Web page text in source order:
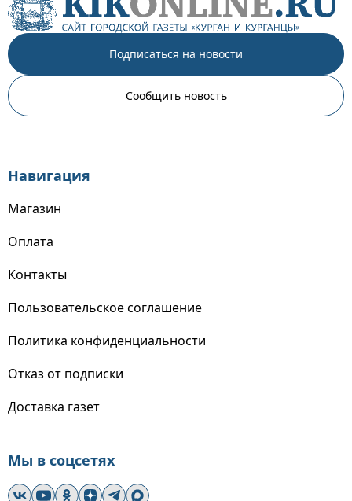
Подписаться на новости
Сообщить новость
Навигация
Магазин
Оплата
Контакты
Пользовательское соглашение
Политика конфиденциальности
Отказ от подписки
Доставка газет
Мы в соцсетях